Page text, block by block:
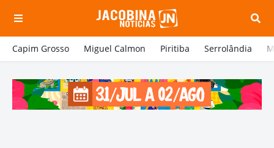
Capim Grosso Miguel Calmon Piritiba Serrolândia